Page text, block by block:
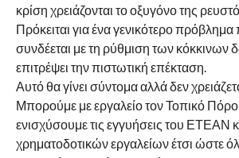
κρίση χρειάζονται το οξυγόνο της
Πρόκειται για ένα γενικότερο
συνδέεται με τη ρύθμιση των κόκκινων
επιτρέψει την πιστωτική επέκταση.
Αυτό θα γίνει σύντομα αλλά δεν
Μπορούμε με εργαλείο τον Τοπικό
ενισχύσουμε τις εγγυήσεις του ΕΤΕΑΝ
χρηματοδοτικών εργαλείων έτσι ώστε